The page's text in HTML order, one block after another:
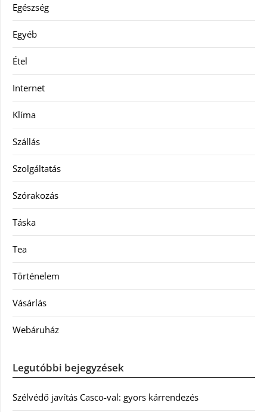
Egészség
Egyéb
Étel
Internet
Klíma
Szállás
Szolgáltatás
Szórakozás
Táska
Tea
Történelem
Vásárlás
Webáruház
Legutóbbi bejegyzések
Szélvédő javítás Casco-val: gyors kárrendezés